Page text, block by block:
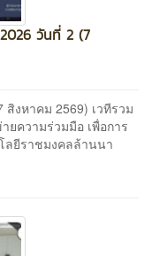
วันที่ 2 (7
งหาคม 2569) เวทีรวม
ยความร่วมมือ เพื่อการ
ลยีราชมงคลล้านนา